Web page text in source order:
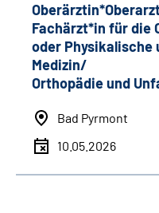
Fachärzt*in für die
oder Physikalische
Medizin/
Orthopädie und
Bad Pyrmont
10.05.2026